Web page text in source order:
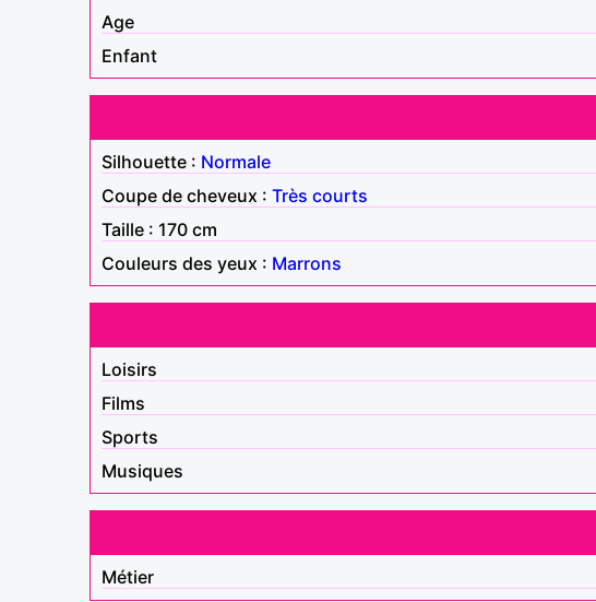
Age
Enfant
Silhouette : Normale
Coupe de cheveux : Très courts
Taille : 170 cm
Couleurs des yeux : Marrons
Loisirs
Films
Sports
Musiques
Métier